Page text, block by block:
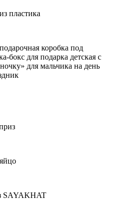
пластика
коробка под
бокс для подарка детская с
для мальчика на день
SAYAKHAT